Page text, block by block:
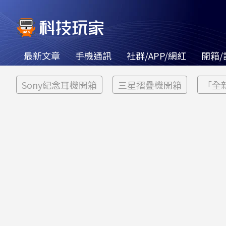
最新文章 手機通訊 社群/APP/網紅 開箱/
Sony紀念耳機開箱 三星摺疊機開箱 「